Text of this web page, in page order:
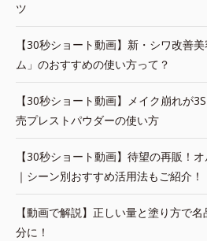
ツ
【30秒ショート動画】新・シワ改善
ム」のおすすめの使い方って？
【30秒ショート動画】メイク崩れが
売プレストパウダーの使い方
【30秒ショート動画】待望の再販！
｜シーン別おすすめ活用法もご紹介！
【動画で解説】正しい量と塗り方で
分に！